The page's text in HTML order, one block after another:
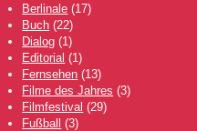
Berlinale (17)
Buch (22)
Dialog (1)
Editorial (1)
Fernsehen (13)
Filme des Jahres (3)
Filmfestival (29)
Fußball (3)